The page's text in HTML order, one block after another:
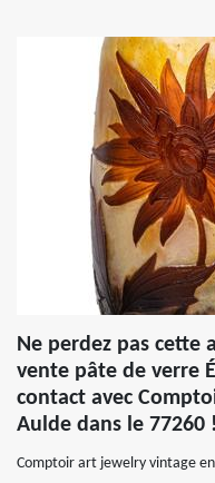
Ne perdez pas cette
vente pâte de verre
contact avec
Aulde dans le 77260 !
Comptoir art jewelry vintage